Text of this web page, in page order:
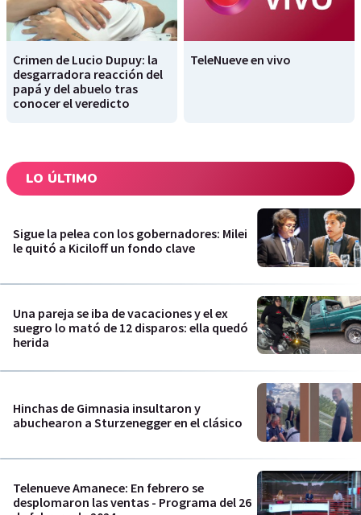
Crimen de Lucio Dupuy: la
desgarradora reacción del
papá y del abuelo tras
conocer el veredicto
TeleNueve en vivo
LO ÚLTIMO
Sigue la pelea con los gobernadores: Milei
le quitó a Kiciloff un fondo clave
Una pareja se iba de vacaciones y el ex
suegro lo mató de 12 disparos: ella quedó
herida
Hinchas de Gimnasia insultaron y
abuchearon a Sturzenegger en el clásico
Telenueve Amanece: En febrero se
desplomaron las ventas - Programa del 26